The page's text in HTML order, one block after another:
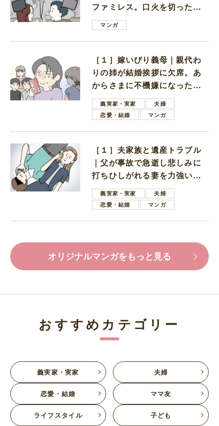
ファミレス。口火を切ったの
は電車好きの男の子ママ
マンガ
［１］嫁いびり義母｜親代わ
りの姉が結婚挨拶に欠席。あ
からさまに不機嫌になった義
母義実家・実家
夫婦
恋愛・結婚
マンガ
［１］夫家族と遺産トラブル
｜父が事故で急逝し悲しみに
打ちひしがれる妻を力強い言
葉で励ます夫
義実家・実家
夫婦
恋愛・結婚
マンガ
オリジナルマンガをもっと見る
おすすめカテゴリー
義実家・実家 夫婦
恋愛・結婚 ママ友
ライフスタイル 子ども